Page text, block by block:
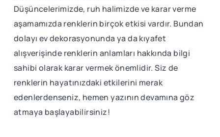
Düşüncelerimizde, ruh halimizde ve karar verme
aşamamızda renklerin birçok etkisi vardır. Bundan
dolayı ev dekorasyonunda ya da kıyafet
alışverişinde renklerin anlamları hakkında bilgi
sahibi olarak karar vermek önemlidir. Siz de
renklerin hayatınızdaki etkilerini merak
edenlerdenseniz, hemen yazının devamına göz
atmaya başlayabilirsiniz!